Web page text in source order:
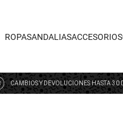
ROPASANDALIASACCESORIOS
CAMBIOS Y DEVOLUCIONES HASTA 30